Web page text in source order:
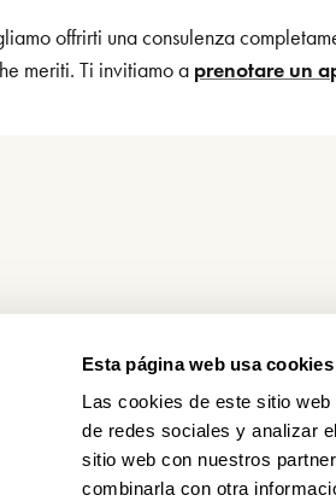
Esta página web usa cookies
Las cookies de este sitio
de redes sociales y analizar
sitio web con nuestros
combinarla con otra
offrirti una consulenza
meriti. Ti invitiamo a prenotare un